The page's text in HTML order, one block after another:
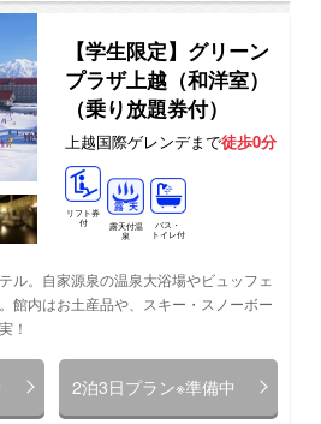
【学生限定】グリーン
プラザ上越（和洋室）
（乗り放題券付）
上越国際ゲレンデまで徒歩0分
リフト券
付
露天付温
泉
バス・
トイレ付
ル。自家源泉の温泉大浴場やビュッフェ
館内はお土産品や、スキー・スノーボー
！
2泊3日プラン※準備中